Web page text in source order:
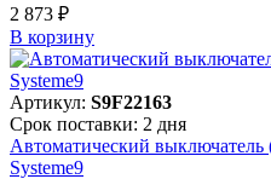
2 873 ₽
В корзинy
Артикул: S9F22163
Срок поставки: 2 дня
Автоматический
Systeme9